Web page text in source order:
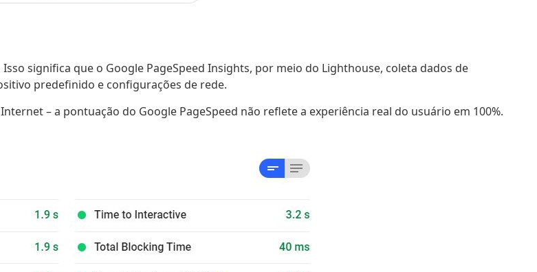
Isso significa que o Google PageSpeed Insights, por meio do Lighthouse, coleta dados de
predefinido e configurações de rede.
– a pontuação do Google PageSpeed não reflete a experiência real do usuário em 100%.